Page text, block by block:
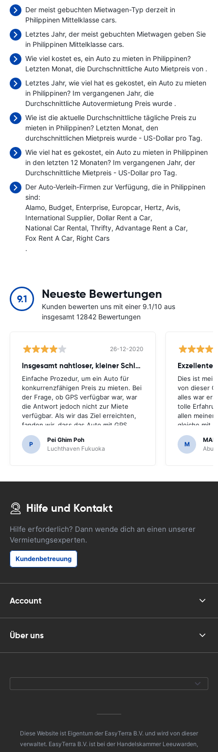
Der meist gebuchten Mietwagen-Typ derzeit in
Philippinen Mittelklasse cars.
Letztes Jahr, der meist gebuchten Mietwagen geben Sie
in Philippinen Mittelklasse cars.
Wie viel kostet es, ein Auto zu mieten in Philippinen?
Letzten Monat, die Durchschnittliche Auto Mietpreis von .
Letztes Jahr, wie viel hat es gekostet, ein Auto zu mieten
in Philippinen? Im vergangenen Jahr, die
Durchschnittliche Autovermietung Preis wurde .
Wie ist die aktuelle Durchschnittliche tägliche Preis zu
mieten in Philippinen? Letzten Monat, den
durchschnittlichen Mietpreis wurde - US-Dollar pro Tag.
Wie viel hat es gekostet, ein Auto zu mieten in Philippinen
in den letzten 12 Monaten? Im vergangenen Jahr, der
Durchschnittliche Mietpreis - US-Dollar pro Tag.
Der Auto-Verleih-Firmen zur Verfügung, die in Philippinen
sind:
Alamo Budget Enterprise Europcar Hertz Avis
International Supplier Dollar Rent a Car
National Car Rental Thrifty Advantage Rent a Car
Fox Rent A Car Right Cars
.
9.1 Neueste Bewertungen
Kunden bewerten uns mit einer 9.1/10 aus
insgesamt 12842 Bewertungen
26-12-2020
Insgesamt nahtloser, kleiner Schluckauf
Einfache Prozedur, um ein Auto für
konkurrenzfähigen Preis zu mieten. Bei
der Frage, ob GPS verfügbar war, war
die Antwort jedoch nicht zur Miete
verfügbar. Als wir das Ziel erreichten,
fanden wir, dass das Auto mit GPS
kam.Es wäre schrecklich gewesen,
wenn wir beschlossen hätten, ein GPS
zu kaufen, da es notwendig war,
P
Pei Ghim Poh
Luchthaven Fukuoka
Exzellenter
Dies ist
von dieser
alles war
tolle
allen meiner
gleiche mit
M
Abu
Hilfe und Kontakt
Hilfe erforderlich? Dann wende dich an einen unserer
Vermietungsexperten.
Kundenbetreuung
Account
Über uns
Diese Website ist Eigentum der EasyTerra B.V. und wird von dieser
verwaltet. EasyTerra B.V. ist bei der Handelskammer Leeuwarden,